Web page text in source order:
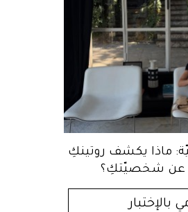
ماذا يكشف روتينكِ
عن شخصيّتكِ؟
بالإختبار